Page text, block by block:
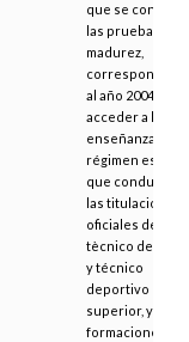
que se
las pruebas de
madurez,
al año 2004, para
acceder a las
enseñanzas de
régimen
que conducen a
las titulaciones
oficiales de
tècnico
y técnico
deportivo
superior, y a las
formaciones